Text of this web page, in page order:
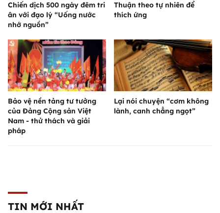
Chiến dịch 500 ngày đêm tri
ân với đạo lý “Uống nước
nhớ nguồn”
Thuận theo tự nhiên để
thích ứng
Bảo vệ nền tảng tư tưởng
của Đảng Cộng sản Việt
Nam - thử thách và giải
pháp
Lại nói chuyện “cơm không
lành, canh chẳng ngọt”
TIN MỚI NHẤT